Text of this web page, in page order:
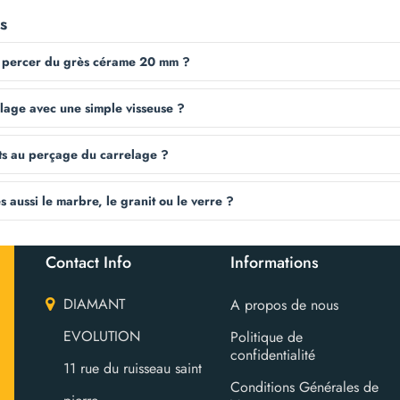
du grès cérame 20 mm ?
avec une simple visseuse ?
au perçage du carrelage ?
aussi le marbre, le granit ou le verre ?
Contact Info
DIAMANT
EVOLUTION
11 rue du ruisseau saint
Informations
A propos de nous
Politique de
confidentialité
Conditions Générales de